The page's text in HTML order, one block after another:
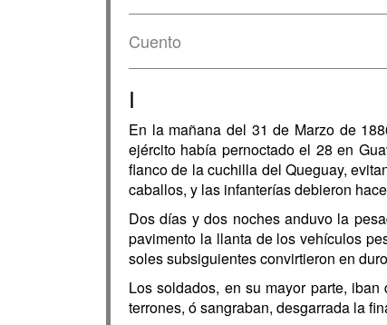
Cuento
I
En la mañana del 31 de Marzo de
ejército había pernoctado el 28 en
flanco de la cuchilla del Queguay,
caballos, y las infanterías debieron
Dos días y dos noches anduvo la
pavimento la llanta de los vehículos
soles subsiguientes convirtieron en
Los soldados, en su mayor parte,
terrones, ó sangraban, desgarrada la